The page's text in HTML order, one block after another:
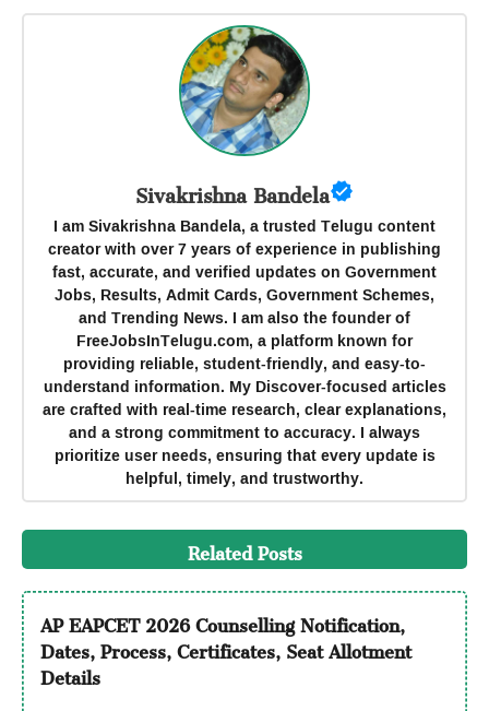
Sivakrishna Bandela
I am Sivakrishna Bandela, a trusted Telugu content
creator with over 7 years of experience in publishing
fast, accurate, and verified updates on Government
Jobs, Results, Admit Cards, Government Schemes,
and Trending News. I am also the founder of
FreeJobsInTelugu.com, a platform known for
providing reliable, student-friendly, and easy-to-
understand information. My Discover-focused articles
are crafted with real-time research, clear explanations,
and a strong commitment to accuracy. I always
prioritize user needs, ensuring that every update is
helpful, timely, and trustworthy.
Related Posts
AP EAPCET 2026 Counselling Notification,
Dates, Process, Certificates, Seat Allotment
Details